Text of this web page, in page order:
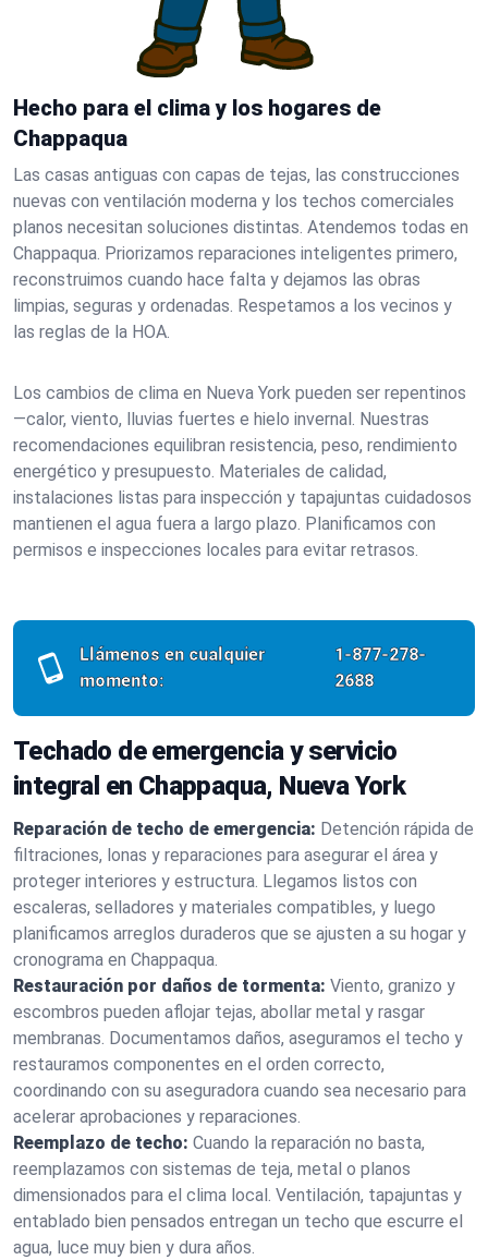
Hecho para el clima y los hogares de
Chappaqua
Las casas antiguas con capas de tejas, las construcciones
nuevas con ventilación moderna y los techos comerciales
planos necesitan soluciones distintas. Atendemos todas en
Chappaqua. Priorizamos reparaciones inteligentes primero,
reconstruimos cuando hace falta y dejamos las obras
limpias, seguras y ordenadas. Respetamos a los vecinos y
las reglas de la HOA.
Los cambios de clima en Nueva York pueden ser repentinos
—calor, viento, lluvias fuertes e hielo invernal. Nuestras
recomendaciones equilibran resistencia, peso, rendimiento
energético y presupuesto. Materiales de calidad,
instalaciones listas para inspección y tapajuntas cuidadosos
mantienen el agua fuera a largo plazo. Planificamos con
permisos e inspecciones locales para evitar retrasos.
Llámenos en cualquier
momento:
1-877-278-
2688
Techado de emergencia y servicio
integral en Chappaqua, Nueva York
Reparación de techo de emergencia: Detención rápida de
filtraciones, lonas y reparaciones para asegurar el área y
proteger interiores y estructura. Llegamos listos con
escaleras, selladores y materiales compatibles, y luego
planificamos arreglos duraderos que se ajusten a su hogar y
cronograma en Chappaqua.
Restauración por daños de tormenta: Viento, granizo y
escombros pueden aflojar tejas, abollar metal y rasgar
membranas. Documentamos daños, aseguramos el techo y
restauramos componentes en el orden correcto,
coordinando con su aseguradora cuando sea necesario para
acelerar aprobaciones y reparaciones.
Reemplazo de techo: Cuando la reparación no basta,
reemplazamos con sistemas de teja, metal o planos
dimensionados para el clima local. Ventilación, tapajuntas y
entablado bien pensados entregan un techo que escurre el
agua, luce muy bien y dura años.